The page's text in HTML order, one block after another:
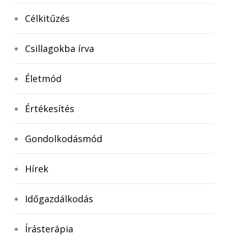
Célkitűzés
Csillagokba írva
Életmód
Értékesítés
Gondolkodásmód
Hírek
Időgazdálkodás
Írásterápia